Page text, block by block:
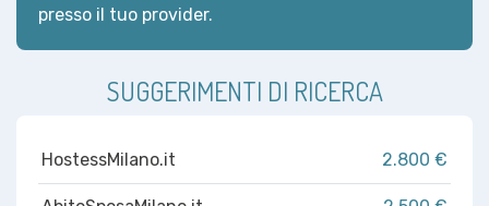
presso il tuo provider.
SUGGERIMENTI DI RICERCA
HostessMilano.it 2.800 €